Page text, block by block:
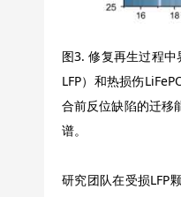
图3. 修复再生过程
LFP）和热损伤
合前反位缺陷的迁移
谱。
研究团队在受损LFP